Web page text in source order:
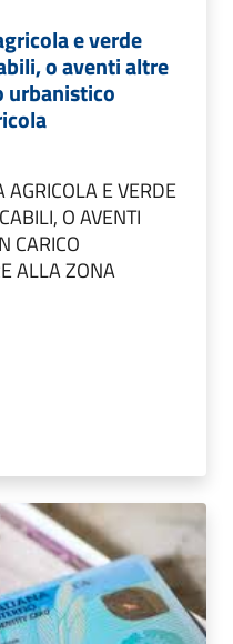
e verde
o aventi altre
urbanistico
AGRICOLA E VERDE
O AVENTI
CARICO
ALLA ZONA